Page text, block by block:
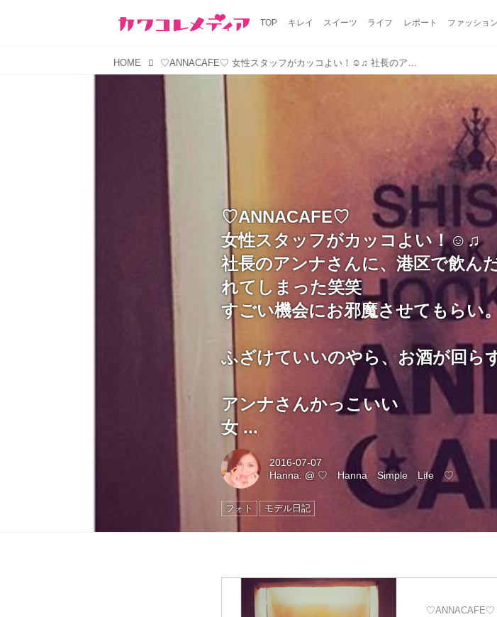
TOP キレイ スイーツ ライフ レポート ファッション
HOME ♡ANNACAFE♡ 女性スタッフがカッコよい！☺︎♫ 社長のアンナさんに、港区で飲んだら騙されそう！心配！と言われてしまった笑笑 すごい機会にお邪魔させてもらい。 ふざけていいのやら、お酒が回らず終始真面目モード。 アンナさんかっこいい 女 ...
♡ANNACAFE♡
女性スタッフがカッコよい！☺︎♫
社長のアンナさんに、港区で飲ん
れてしまった笑笑
すごい機会にお邪魔させてもらい
ふざけていいのやら、お酒が回ら
アンナさんかっこいい
女 ...
2016-07-07
Hanna. @ ♡ Hanna Simple Life ♡
フォト モデル日記
♡ANNACAFE♡